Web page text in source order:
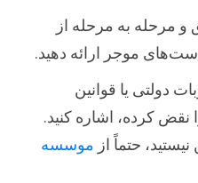
مرحله به مرحله از
موجر ارائه دهید.
دولتی یا قوانین
کرده، اشاره کنید.
حتماً از موسسه